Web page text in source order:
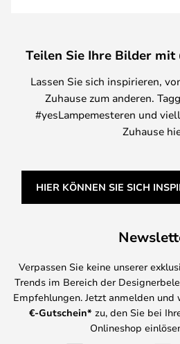
Teilen Sie Ihre Bilder mit
Lassen Sie sich inspirieren,
Zuhause zum anderen.
#yesLampemesteren und
Zuhause
HIER KÖNNEN SIE SICH
Verpassen Sie keine unserer
Trends im Bereich der
Empfehlungen. Jetzt anmelden und
€-Gutschein* zu, den Sie bei
Onlineshop